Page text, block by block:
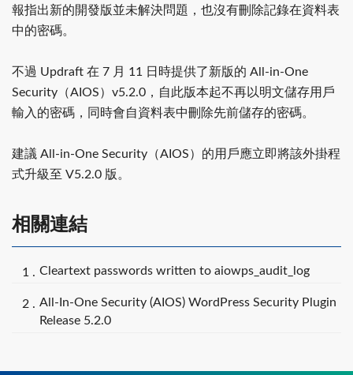
報指出新的開發版並未解決問題，也沒有刪除記錄在資料表
中的密碼。
不過 Updraft 在 7 月 11 日時提供了新版的 All-in-One
Security（AIOS）v5.2.0，自此版本起不再以明文儲存用戶
輸入的密碼，同時會自資料表中刪除先前儲存的密碼。
建議 All-in-One Security（AIOS）的用戶應立即將該外掛程
式升級至 V5.2.0 版。
相關連結
Cleartext passwords written to aiowps_audit_log
All-In-One Security (AIOS) WordPress Security Plugin
Release 5.2.0